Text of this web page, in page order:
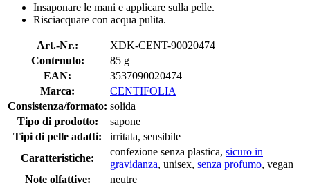
Insaponare le mani e applicare sulla pelle.
Risciacquare con acqua pulita.
Art.-Nr.:
XDK-CENT-90020474
Contenuto:
85 g
EAN:
3537090020474
Marca:
CENTIFOLIA
Consistenza/formato: solida
Tipo di prodotto:
sapone
Tipi di pelle adatti:
irritata, sensibile
Caratteristiche:
confezione senza plastica, sicuro in
gravidanza, unisex, senza profumo, vegan
Note olfattive:
neutre